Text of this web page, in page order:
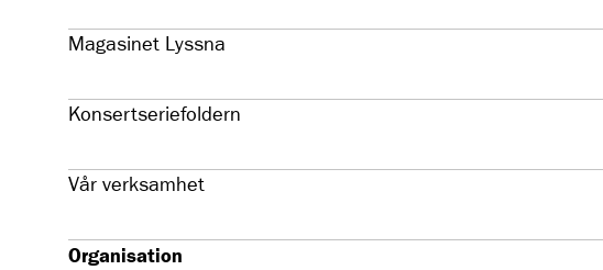
Magasinet Lyssna
Konsertseriefoldern
Vår verksamhet
Organisation